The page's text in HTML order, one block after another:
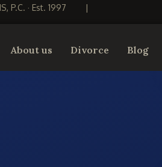
P.C. · Est. 1997 |
About us Divorce Blog